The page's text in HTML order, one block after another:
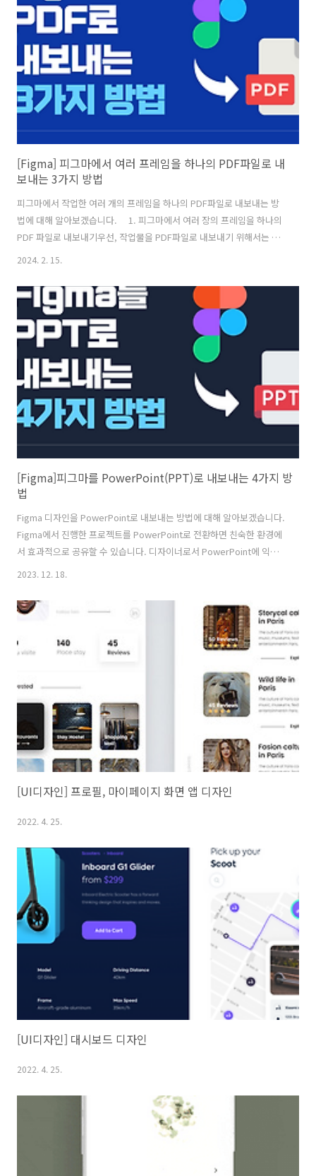
다. https://uiverse.io/ Explore 3000+ Free UI Elements: CSS &
TailwindLibrary of free and customizable UI elements..
[Figma] 피그마에서 여러 프레임을 하나의 PDF파일로 내
보내는 3가지 방법
피그마에서 작업한 여러 개의 프레임을 하나의 PDF파일로 내보내는 방
법에 대해 알아보겠습니다. 1. 피그마에서 여러 장의 프레임을 하나의
PDF 파일로 내보내기우선, 작업물을 PDF파일로 내보내기 위해서는 몇
가지 사항을 주의해야 합니다.- 프레임 : 작업물이 프레임 안에 모두 포함
같이 프레임을 원하는 순서로 정렬해야 합니다. 1-1. 프레임과 정렬이
완료되었다면, File > Export Frames to PDF을 선택해 줍니다. 1-2.
파일명을 지정하고 저장을 선택합니다. 1-3. 페이지에 있는 모든 프레
임이 하나의 PDF파일로 저장된 걸 확인할 수 있습니다. 2. 피그마에서
일부 프레임을 하나의 PD..
2024. 2. 15.
[Figma]피그마를 PowerPoint(PPT)로 내보내는 4가지 방
법
Figma 디자인을 PowerPoint로 내보내는 방법에 대해 알아보겠습니다.
Figma에서 진행한 프로젝트를 PowerPoint로 전환하면 친숙한 환경에
서 효과적으로 공유할 수 있습니다. 디자이너로서 PowerPoint에 익숙
PowerPoint(PPT)로 내보내는 이유고객 및 팀 협업: Figma를 사용하지
않는 이해관계자와 디자인을 손쉽게 공유할 수 있습니다.사용 편의성:
PowerPoint는 많은 사용자들이 익숙한 도구이므로, 간편하게 디자인을
제시할 수 있습니다.기존 프레젠테이션에 통합: 만들어진 Figma 디자인
2023. 12. 18.
[UI디자인] 프로필, 마이페이지 화면 앱 디자인
2022. 4. 25.
[UI디자인] 대시보드 디자인
2022. 4. 25.